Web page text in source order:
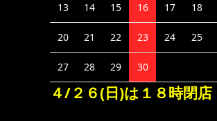
13 14 15 16 17 18
20 21 22 23 24 25
27 28 29 30
４/２６(日)は１８時閉店